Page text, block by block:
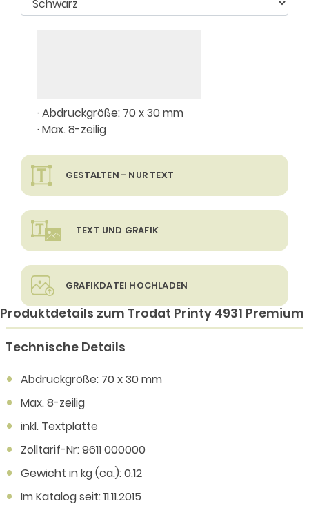
· Abdruckgröße: 70 x 30 mm
· Max. 8-zeilig
GESTALTEN - NUR TEXT
TEXT UND GRAFIK
GRAFIKDATEI HOCHLADEN
Produktdetails zum Trodat Printy 4931 Premium
Technische Details
Abdruckgröße: 70 x 30 mm
Max. 8-zeilig
inkl. Textplatte
Zolltarif-Nr: 9611 000000
Gewicht in kg (ca.): 0.12
Im Katalog seit: 11.11.2015